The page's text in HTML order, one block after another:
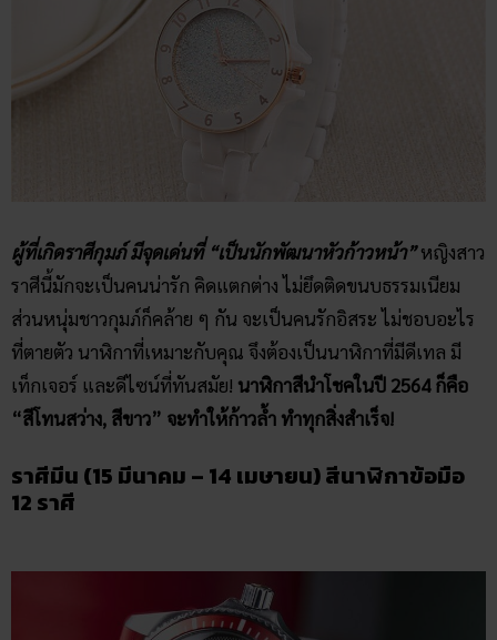
ผู้ที่เกิดราศีกุมภ์ มีจุดเด่นที่ “เป็นนักพัฒนาหัวก้าวหน้า”หญิงสาว
ราศีนี้มักจะเป็นคนน่ารัก คิดแตกต่าง ไม่ยึดติดขนบธรรมเนียม
ส่วนหนุ่มชาวกุมภ์ก็คล้าย ๆ กัน จะเป็นคนรักอิสระ ไม่ชอบอะไร
ที่ตายตัว นาฬิกาที่เหมาะกับคุณ จึงต้องเป็นนาฬิกาที่มีดีเทล มี
เท็กเจอร์ และดีไซน์ที่ทันสมัย! นาฬิกาสีนำโชคในปี 2564 ก็คือ
“สีโทนสว่าง, สีขาว” จะทำให้ก้าวล้ำ ทำทุกสิ่งสำเร็จ!
ราศีมีน (15 มีนาคม – 14 เมษายน) สีนาฬิกา​ข้อมือ​
12​ ราศี